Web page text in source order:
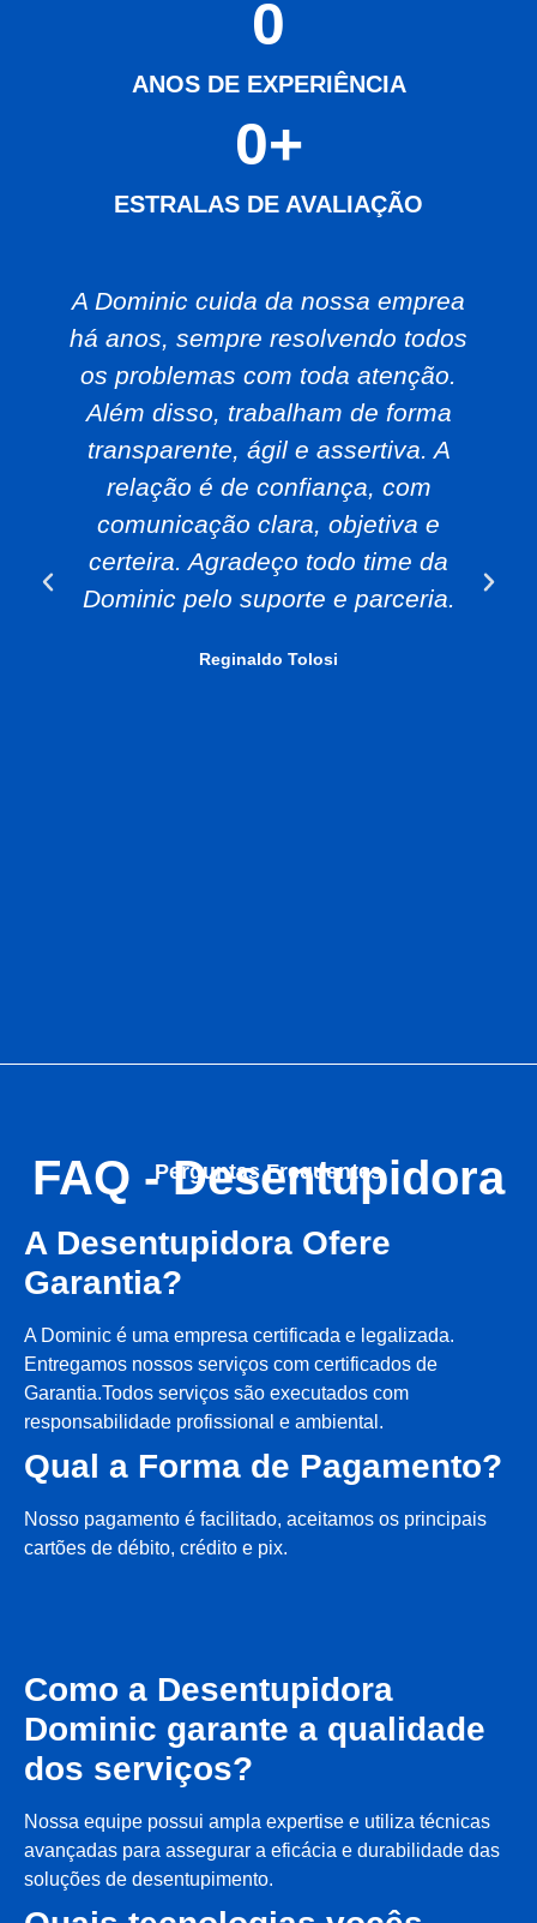
ANOS DE EXPERIÊNCIA
0
ESTRALAS DE AVALIAÇÃO
0+
A Dominic cuida da nossa emprea
há anos, sempre resolvendo todos
os problemas com toda atenção.
Além disso, trabalham de forma
transparente, ágil e assertiva. A
relação é de confiança, com
comunicação clara, objetiva e
certeira. Agradeço todo time da
Dominic pelo suporte e parceria.
Reginaldo Tolosi
Perguntas Frequentes
FAQ - Desentupidora
A Desentupidora Ofere
Garantia?
A Dominic é uma empresa certificada e legalizada.
Entregamos nossos serviços com certificados de
Garantia.Todos serviços são executados com
responsabilidade profissional e ambiental.
Qual a Forma de Pagamento?
Nosso pagamento é facilitado, aceitamos os principais
cartões de débito, crédito e pix.
Como a Desentupidora
Dominic garante a qualidade
dos serviços?
Nossa equipe possui ampla expertise e utiliza técnicas
avançadas para assegurar a eficácia e durabilidade das
soluções de desentupimento.